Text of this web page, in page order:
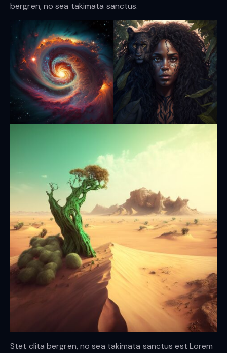
bergren, no sea takimata sanctus.
Stet clita bergren, no sea takimata sanctus est Lorem